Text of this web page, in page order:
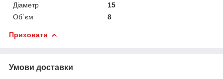
Діаметр
15
Об`єм
8
Приховати
Умови доставки